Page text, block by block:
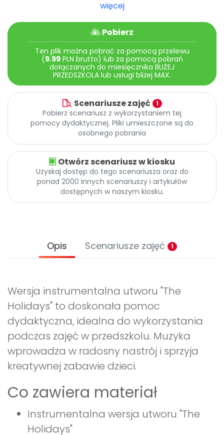
Archiwalne numerywięcej
Pobierz
Ten plik można pobrać za pomocą przelewu
(9.99PLN brutto) lub za pomocą pobrań
dołączanych do miesięcznika BLIŻEJ
PRZEDSZKOLA lub usługi bliżej MAX.
Scenariusze zajęć 1
Pobierz scenariusz z wykorzystaniem tej
pomocy dydaktycznej. Pliki umieszczone są do
osobnego pobrania
Otwórz scenariusz w kiosku
Uzyskaj dostęp do tego scenariusza oraz do
ponad 2000 innych scenariuszy i artykułów
dostępnych w naszym kiosku.
Opis Scenariusze zajęć 1
Wersja instrumentalna utworu "The
Holidays" to doskonała pomoc
dydaktyczna, idealna do wykorzystania
podczas zajęć w przedszkolu. Muzyka
wprowadza w radosny nastrój i sprzyja
kreatywnej zabawie dzieci.
Co zawiera materiał
Instrumentalna wersja utworu "The
Holidays"